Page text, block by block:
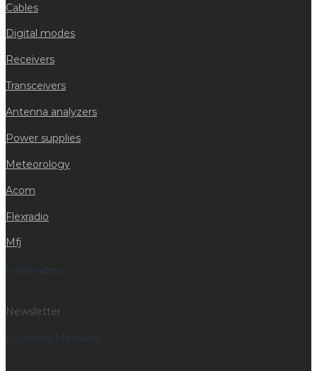
Cables
Digital modes
Receivers
Transceivers
Antenna analyzers
Power supplies
Meteorology
Acom
Flexradio
Mfj
Information
Newsletter
Payment Methods